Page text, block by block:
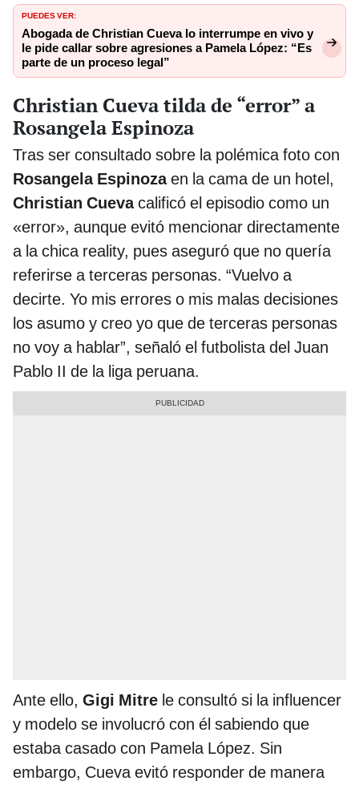
PUEDES VER:
Abogada de Christian Cueva lo interrumpe en vivo y
le pide callar sobre agresiones a Pamela López: “Es
parte de un proceso legal”
Christian Cueva tilda de “error” a
Rosangela Espinoza
Tras ser consultado sobre la polémica foto con
Rosangela Espinozaen la cama de un hotel,
Christian Cuevacalificó el episodio como un
«error», aunque evitó mencionar directamente
a la chica reality, pues aseguró que no quería
referirse a terceras personas. “Vuelvo a
decirte. Yo mis errores o mis malas decisiones
los asumo y creo yo que de terceras personas
no voy a hablar”, señaló el futbolista del Juan
Pablo II de la liga peruana.
Ante ello, Gigi Mitre le consultó si la influencer
y modelo se involucró con él sabiendo que
estaba casado con Pamela López. Sin
embargo, Cueva evitó responder de manera